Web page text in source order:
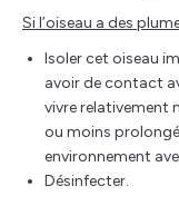
Si l’oiseau a des
Isoler cet oiseau
avoir de contact
vivre relativement
ou moins
environnement
Désinfecter.